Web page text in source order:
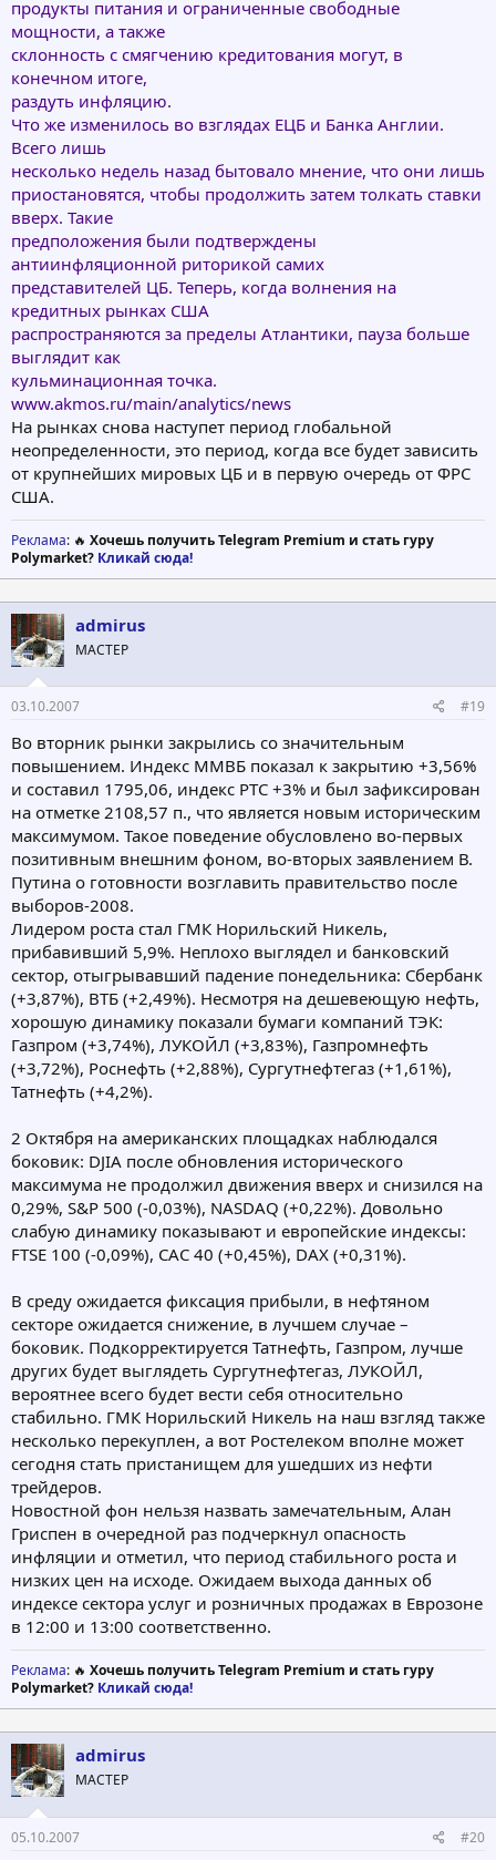
продукты питания и ограниченные свободные
мощности, а также
склонность с смягчению кредитования могут, в
конечном итоге,
раздуть инфляцию.
Что же изменилось во взглядах ЕЦБ и Банка Англии.
Всего лишь
несколько недель назад бытовало мнение, что они лишь
приостановятся, чтобы продолжить затем толкать ставки
вверх. Такие
предположения были подтверждены
антиинфляционной риторикой самих
представителей ЦБ. Теперь, когда волнения на
кредитных рынках США
распространяются за пределы Атлантики, пауза больше
выглядит как
кульминационная точка.
www.akmos.ru/main/analytics/news
На рынках снова наступет период глобальной
неопределенности, это период, когда все будет зависить
от крупнейших мировых ЦБ и в первую очередь от ФРС
США.
Реклама: 🔥 Хочешь получить Telegram Premium и стать гуру
Polymarket? Кликай сюда!
admirus
МАСТЕР
03.10.2007 #19
Во вторник рынки закрылись со значительным
повышением. Индекс ММВБ показал к закрытию +3,56%
и составил 1795,06, индекс РТС +3% и был зафиксирован
на отметке 2108,57 п., что является новым историческим
максимумом. Такое поведение обусловлено во-первых
позитивным внешним фоном, во-вторых заявлением В.
Путина о готовности возглавить правительство после
выборов-2008.
Лидером роста стал ГМК Норильский Никель,
прибавивший 5,9%. Неплохо выглядел и банковский
сектор, отыгрывавший падение понедельника: Сбербанк
(+3,87%), ВТБ (+2,49%). Несмотря на дешевеющую нефть,
хорошую динамику показали бумаги компаний ТЭК:
Газпром (+3,74%), ЛУКОЙЛ (+3,83%), Газпромнефть
(+3,72%), Роснефть (+2,88%), Сургутнефтегаз (+1,61%),
Татнефть (+4,2%).
2 Октября на американских площадках наблюдался
боковик: DJIA после обновления исторического
максимума не продолжил движения вверх и снизился на
0,29%, S&P 500 (-0,03%), NASDAQ (+0,22%). Довольно
слабую динамику показывают и европейские индексы:
FTSE 100 (-0,09%), CAC 40 (+0,45%), DAX (+0,31%).
В среду ожидается фиксация прибыли, в нефтяном
секторе ожидается снижение, в лучшем случае –
боковик. Подкорректируется Татнефть, Газпром, лучше
других будет выглядеть Сургутнефтегаз, ЛУКОЙЛ,
вероятнее всего будет вести себя относительно
стабильно. ГМК Норильский Никель на наш взгляд также
несколько перекуплен, а вот Ростелеком вполне может
сегодня стать пристанищем для ушедших из нефти
трейдеров.
Новостной фон нельзя назвать замечательным, Алан
Гриспен в очередной раз подчеркнул опасность
инфляции и отметил, что период стабильного роста и
низких цен на исходе. Ожидаем выхода данных об
индексе сектора услуг и розничных продажах в Еврозоне
в 12:00 и 13:00 соответственно.
Реклама: 🔥 Хочешь получить Telegram Premium и стать гуру
Polymarket? Кликай сюда!
admirus
МАСТЕР
05.10.2007 #20